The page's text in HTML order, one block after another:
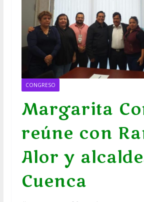
CONGRESO
Margarita
reúne con
Alor y
Cuenca